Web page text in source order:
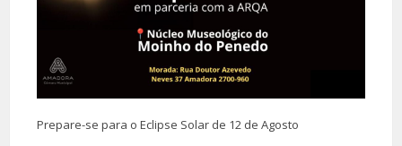
Prepare-se para o Eclipse Solar de 12 de Agosto